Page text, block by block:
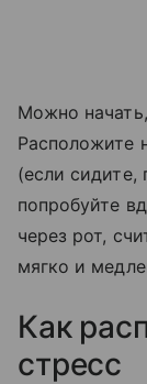
Можно
Расположите
(если сидите,
попробуйте
через рот,
мягко и
Как
стресс